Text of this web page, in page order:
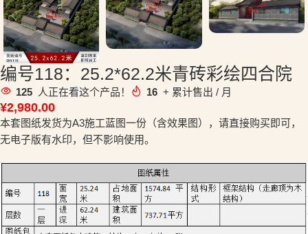
编号118：25.2*62.2米青砖彩绘四合院
125 人正在看这个产品！ 16 + 累计售出 / 月
¥2,980.00
本套图纸发货为A3施工蓝图一份（含效果图），请直接购买即可，
无电子版有水印，但不影响使用。